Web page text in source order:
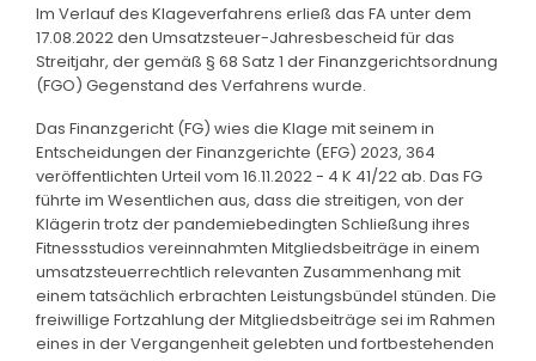
Im Verlauf des Klageverfahrens erließ das FA unter dem
17.08.2022 den Umsatzsteuer-Jahresbescheid für das
Streitjahr, der gemäß § 68 Satz 1 der Finanzgerichtsordnung
(FGO) Gegenstand des Verfahrens wurde.
Das Finanzgericht (FG) wies die Klage mit seinem in
Entscheidungen der Finanzgerichte (EFG) 2023, 364
veröffentlichten Urteil vom 16.11.2022 - 4 K 41/22 ab. Das FG
führte im Wesentlichen aus, dass die streitigen, von der
Klägerin trotz der pandemiebedingten Schließung ihres
Fitnessstudios vereinnahmten Mitgliedsbeiträge in einem
umsatzsteuerrechtlich relevanten Zusammenhang mit
einem tatsächlich erbrachten Leistungsbündel stünden. Die
freiwillige Fortzahlung der Mitgliedsbeiträge sei im Rahmen
eines in der Vergangenheit gelebten und fortbestehenden